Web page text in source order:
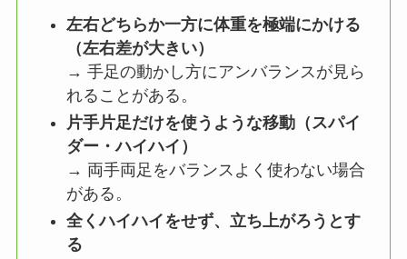
左右どちらか一方に体重を極端にかける
（左右差が大きい）
→ 手足の動かし方にアンバランスが見ら
れることがある。
片手片足だけを使うような移動（スパイ
ダー・ハイハイ）
→ 両手両足をバランスよく使わない場合
がある。
全くハイハイをせず、立ち上がろうとす
る